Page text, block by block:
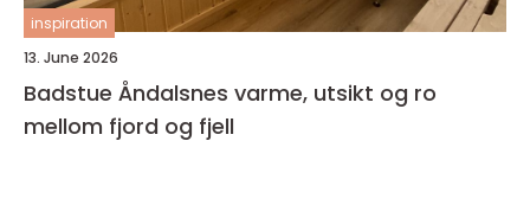
inspiration
13. June 2026
Badstue Åndalsnes varme, utsikt og ro
mellom fjord og fjell